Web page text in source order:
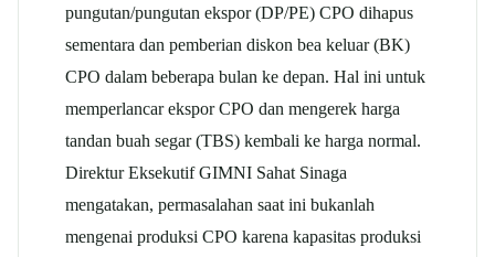
pungutan/pungutan ekspor (DP/PE) CPO dihapus
sementara dan pemberian diskon bea keluar (BK)
CPO dalam beberapa bulan ke depan. Hal ini untuk
memperlancar ekspor CPO dan mengerek harga
tandan buah segar (TBS) kembali ke harga normal.
Direktur Eksekutif GIMNI Sahat Sinaga
mengatakan, permasalahan saat ini bukanlah
mengenai produksi CPO karena kapasitas produksi